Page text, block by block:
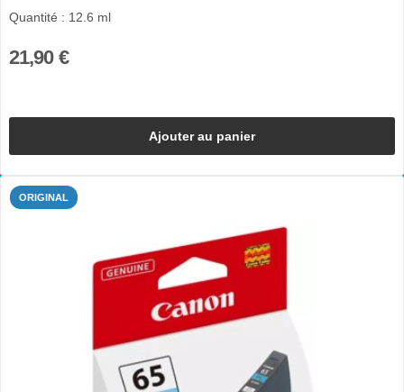
Quantité : 12.6 ml
21,90 €
Ajouter au panier
ORIGINAL